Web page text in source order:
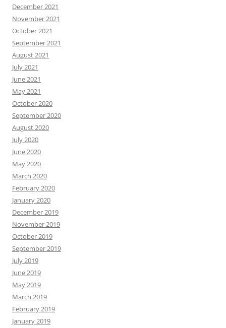
December 2021
November 2021
October 2021
September 2021
August 2021
July 2021
June 2021
May 2021
October 2020
September 2020
August 2020
July 2020
June 2020
May 2020
March 2020
February 2020
January 2020
December 2019
November 2019
October 2019
September 2019
July 2019
June 2019
May 2019
March 2019
February 2019
January 2019